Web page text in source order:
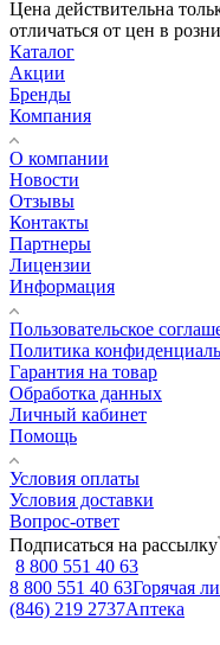
Цена действительна
отличаться от цен в
Каталог
Акции
Бренды
Компания
О компании
Новости
Отзывы
Контакты
Партнеры
Лицензии
Информация
Пользовательское
Политика
Гарантия на товар
Обработка данных
Личный кабинет
Помощь
Условия оплаты
Условия доставки
Вопрос-ответ
Подписаться на рассылку
8 800 551 40 63
8 800 551 40 63Горячая
(846) 219 2737Аптека